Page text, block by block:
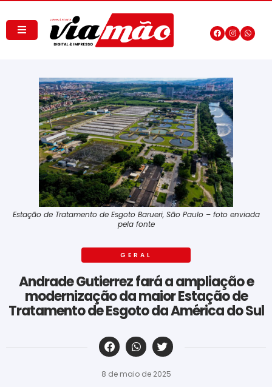
Estação de Tratamento de Esgoto Barueri, São Paulo – foto enviada
pela fonte
GERAL
Andrade Gutierrez fará a ampliação e
modernização da maior Estação de
Tratamento de Esgoto da América do Sul
‎ ‎ ‎ ‎ ‎ ‎ ‎ ‎ ‎ ‎ ‎ ‎ ‎ ‎ ‎ ‎ ‎ ‎ ‎ ‎ ‎ ‎ ‎ ‎ ‎ ‎ ‎ ‎ ‎ ‎ ‎
8 de maio de 2025